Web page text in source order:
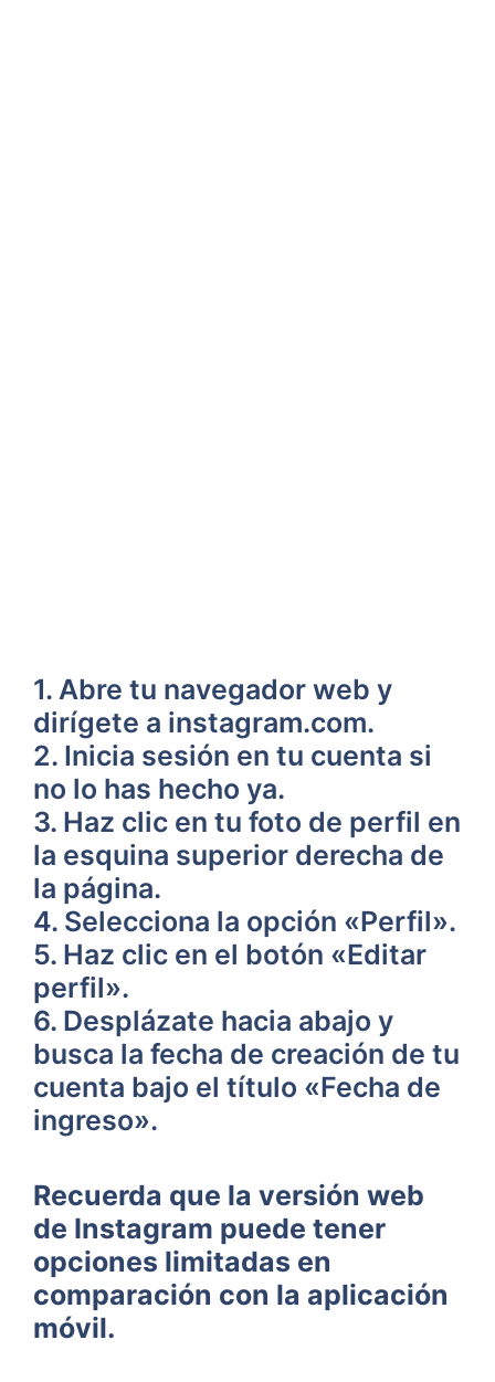
1. ​Abre tu navegador web y
dirígete a instagram.com.
2. Inicia sesión en tu cuenta si
no​ lo has hecho ya.
3. Haz clic en tu​ foto de perfil en
la esquina superior derecha de
la página.
4. Selecciona la opción «Perfil».
5. Haz clic en el botón «Editar⁤
perfil».
6.‌ Desplázate hacia abajo y
busca la fecha de⁣ creación de tu⁣
cuenta⁤ bajo el título⁤ «Fecha de
ingreso».
Recuerda que ⁣la‌ versión web
de Instagram⁣ puede ⁣tener
opciones limitadas en
comparación con la ⁢aplicación
móvil.